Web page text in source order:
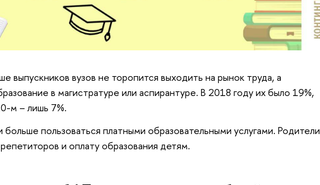
выпускников вузов не торопится выходить на рынок труда, а
в магистратуре или аспирантуре. В 2018 году их было 19%,
м – лишь 7%.
больше пользоваться платными образовательными услугами. Родители
и оплату образования детям.